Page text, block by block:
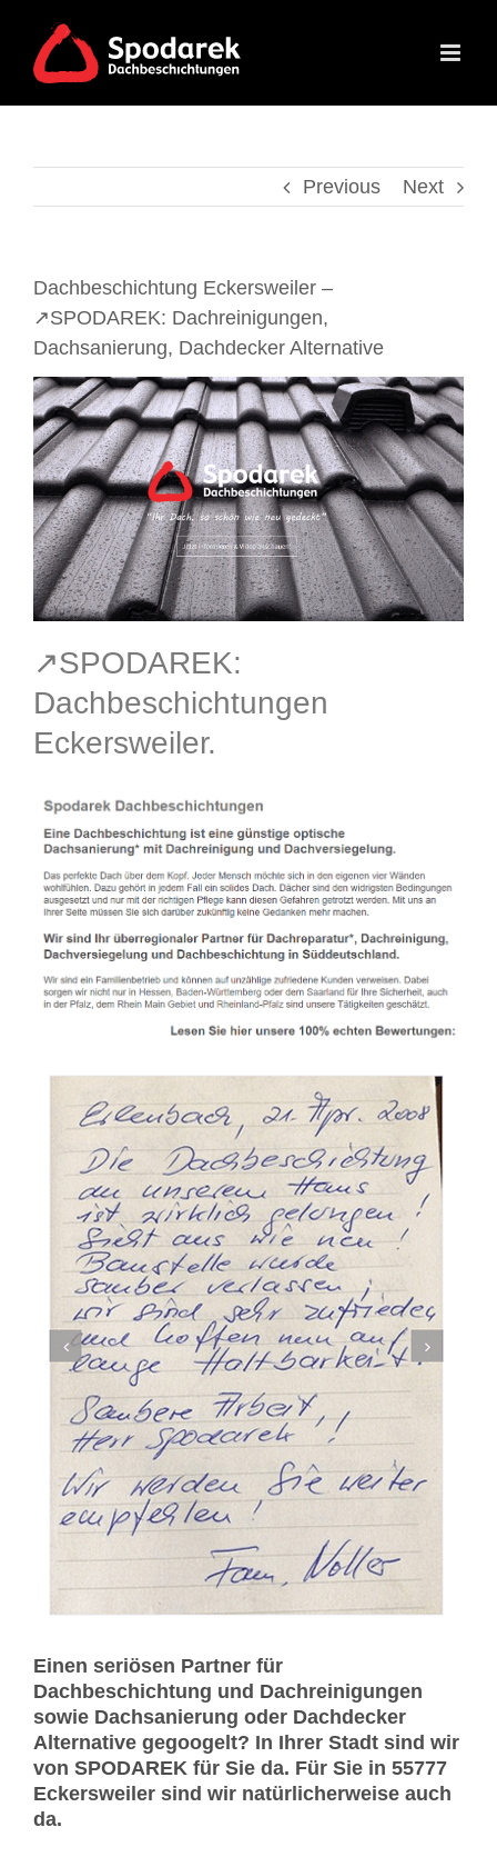
content
Previous Next
Dachbeschichtung Eckersweiler –
↗️SPODAREK: Dachreinigungen,
Dachsanierung, Dachdecker Alternative
↗️SPODAREK:
Dachbeschichtungen
Eckersweiler.
Einen seriösen Partner für
Dachbeschichtung und Dachreinigungen
sowie Dachsanierung oder Dachdecker
Alternative gegoogelt? In Ihrer Stadt sind wir
von SPODAREK für Sie da. Für Sie in 55777
Eckersweiler sind wir natürlicherweise auch
da.